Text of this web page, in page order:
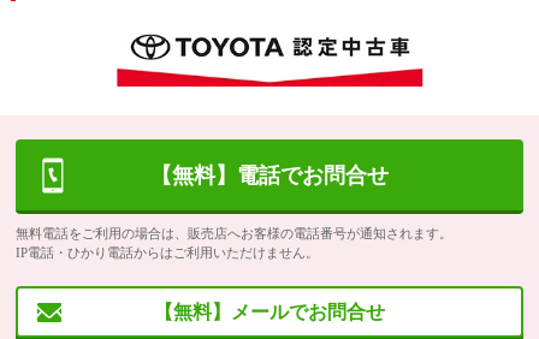
【無料】電話でお問合せ
無料電話をご利用の場合は、販売店へお客様の電話番号が通知されます。
IP電話・ひかり電話からはご利用いただけません。
【無料】メールでお問合せ